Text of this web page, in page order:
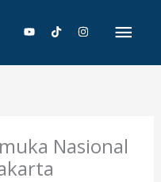
Nasional